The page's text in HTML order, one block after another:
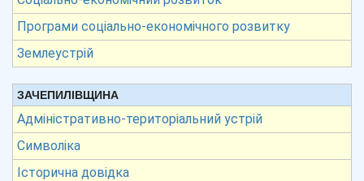
Програми соціально-економічного розвитку
Землеустрій
ЗАЧЕПИЛІВЩИНА
Адміністративно-територіальний устрій
Символіка
Історична довідка